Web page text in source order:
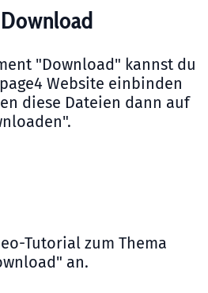
"Download" kannst du
Website einbinden
diese Dateien dann auf
Tutorial zum Thema
an.